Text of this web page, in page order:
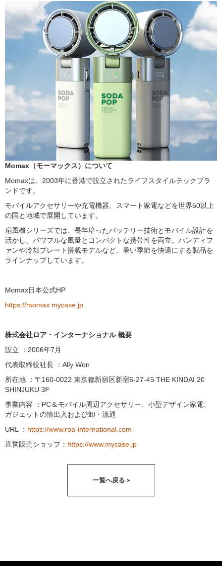
Momax（モーマックス）について
Momaxは、2003年に香港で設立されたライフスタイルテックブラ
ンドです。
モバイルアクセサリーや充電機器、スマート家電などを世界50以上
の国と地域で展開しています。
扇風機シリーズでは、長年培ったバッテリー技術とモバイル設計を
活かし、パワフルな風量とコンパクトな携帯性を両立。ハンディフ
ァンや冷却プレート搭載モデルなど、暑い季節を快適にする製品を
ラインナップしています。
Momax日本公式HP
https://momax.mycase.jp
株式会社ロア・インターナショナル 概要
設立 ：2006年7月
代表取締役社長 ：Ally Won
所在地 ：〒160-0022 東京都新宿区新宿6-27-45 THE KINDAI 20
SHINJUKU 3F
事業内容 ：PC＆モバイル周辺アクセサリー、小型デザイン家電、
ガジェットの輸出入および卸・流通
URL ： https://www.roa-international.com
直営販売ショップ： https://www.mycase.jp
一覧へ戻る >